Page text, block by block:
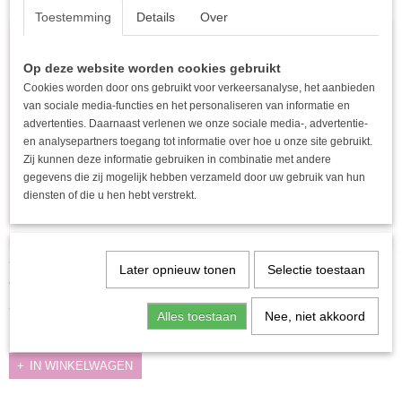
YWG - Paradise charm ketting - Goud
Maak jouw sieradencollectie compleet met deze stijlvolle en…
€ 22,95
IN WINKELWAGEN
Toestemming Details Over
Op deze website worden cookies gebruikt
Cookies worden door ons gebruikt voor verkeersanalyse, het aanbieden
van sociale media-functies en het personaliseren van informatie en
advertenties. Daarnaast verlenen we onze sociale media-, advertentie-
en analysepartners toegang tot informatie over hoe u onze site gebruikt.
Zij kunnen deze informatie gebruiken in combinatie met andere
gegevens die zij mogelijk hebben verzameld door uw gebruik van hun
diensten of die u hen hebt verstrekt.
Later opnieuw tonen Selectie toestaan
Alles toestaan Nee, niet akkoord